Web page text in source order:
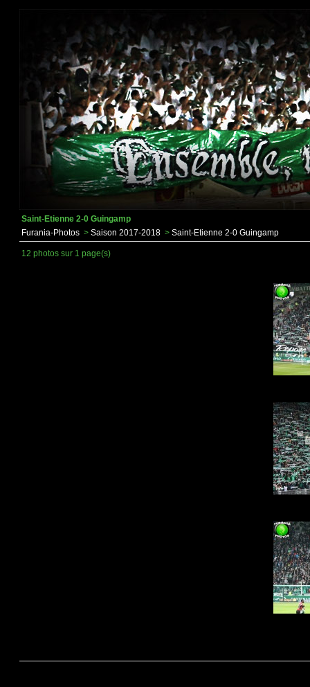
Saint-Etienne 2-0 Guingamp
Furania-Photos > Saison 2017-2018 > Saint-Etienne 2-0 Guingamp
12 photos sur 1 page(s)